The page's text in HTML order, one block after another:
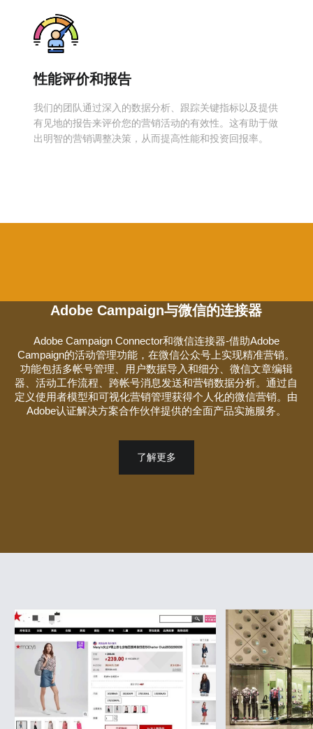
性能评价和报告
我们的团队通过深入的数据分析、跟踪关键指标以及提供
有见地的报告来评价您的营销活动的有效性。这有助于做
出明智的营销调整决策，从而提高性能和投资回报率。
Adobe Campaign与微信的连接器
Adobe Campaign Connector和微信连接器-借助Adobe
Campaign的活动管理功能，在微信公众号上实现精准营销。
功能包括多帐号管理、用户数据导入和细分、微信文章编辑
器、活动工作流程、跨帐号消息发送和营销数据分析。通过自
定义使用者模型和可视化营销管理获得个人化的微信营销。由
Adobe认证解决方案合作伙伴提供的全面产品实施服务。
了解更多